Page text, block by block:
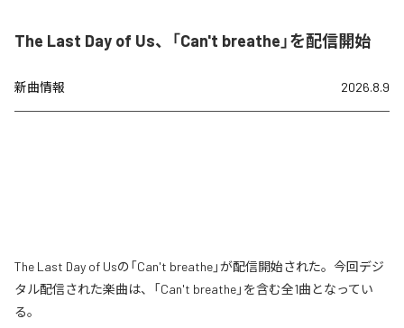
The Last Day of Us、「Can't breathe」を配信開始
新曲情報 2026.8.9
The Last Day of Usの「Can't breathe」が配信開始された。今回デジ
タル配信された楽曲は、「Can't breathe」を含む全1曲となってい
る。